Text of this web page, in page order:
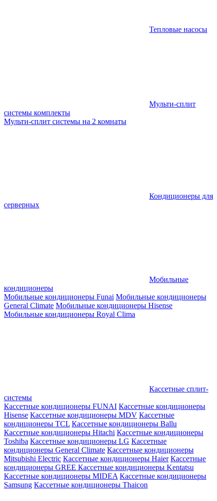
Тепловые насосы
Мульти-сплит
системы комплекты
Мульти-сплит системы на 2 комнаты
Кондиционеры для
серверных
Мобильные
кондиционеры
Мобильные кондиционеры Funai Мобильные кондиционеры
General Climate Мобильные кондиционеры Hisense
Мобильные кондиционеры Royal Clima
Кассетные сплит-
системы
Кассетные кондиционеры FUNAI Кассетные кондиционеры
Hisense Кассетные кондиционеры MDV Кассетные
кондиционеры TCL Кассетные кондиционеры Ballu
Кассетные кондиционеры Hitachi Кассетные кондиционеры
Toshiba Кассетные кондиционеры LG Кассетные
кондиционеры General Climate Кассетные кондиционеры
Mitsubishi Electric Кассетные кондиционеры Haier Кассетные
кондиционеры GREE Кассетные кондиционеры Kentatsu
Кассетные кондиционеры MIDEA Кассетные кондиционеры
Samsung Кассетные кондиционеры Thaicon